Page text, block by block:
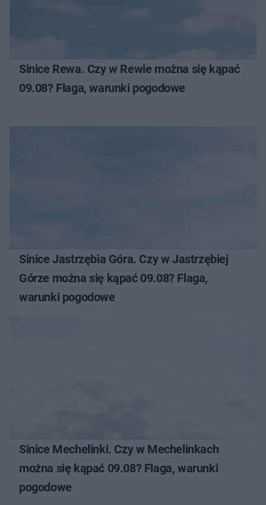
Sinice Rewa. Czy w Rewie można się kąpać
09.08? Flaga, warunki pogodowe
Sinice Jastrzębia Góra. Czy w Jastrzębiej
Górze można się kąpać 09.08? Flaga,
warunki pogodowe
Sinice Mechelinki. Czy w Mechelinkach
można się kąpać 09.08? Flaga, warunki
pogodowe